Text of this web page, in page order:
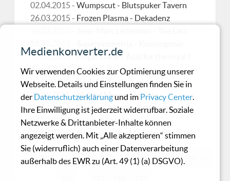
02.04.2015 -Wumpscut - Blutspuker Tavern
26.03.2015 - Frozen Plasma - Dekadenz
18.03.2015 -Illegal Trade - Acid for the royal family
15.03.2015 -Sturm Café - Europa
09.03.2015 -Karjalan Sissit - ...want you dead
20.02.2015 -Melted Moon - Radiate
05.02.2015 -Kretz - Gemeinschafts Informationen
04.02.2015 -Spark! - Spektrum
15.01.2015 -Unterschicht - Monster Akt 2: Wir sind was wir sind
← Zurück 2 3 … 58 59 Weiter →
Medienkonverter.de
Wir verwenden Cookies zur Optimierung unserer
Webseite. Details und Einstellungen finden Sie in
der Datenschutzerklärung und im Privacy Center.
Ihre Einwilligung ist jederzeit widerrufbar. Soziale
Netzwerke & Drittanbieter-Inhalte können
angezeigt werden. Mit „Alle akzeptieren“ stimmen
Sie (widerruflich) auch einer Datenverarbeitung
außerhalb des EWR zu (Art. 49 (1) (a) DSGVO).